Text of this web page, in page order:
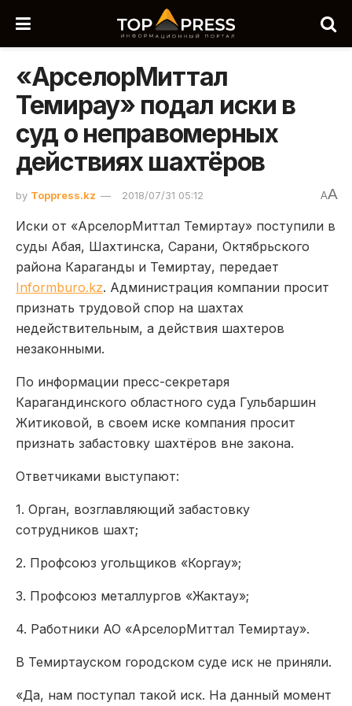
«АрселорМиттал
Темирау» подал иски в
суд о неправомерных
действиях шахтёров
by Toppress.kz 2018/07/31 05:12 AA
Иски от «АрселорМиттал Темиртау» поступили в
суды Абая, Шахтинска, Сарани, Октябрьского
района Караганды и Темиртау, передает
Informburo.kz. Администрация компании просит
признать трудовой спор на шахтах
недействительным, а действия шахтеров
незаконными.
По информации пресс-секретаря
Карагандинского областного суда Гульбаршин
Житиковой, в своем иске компания просит
признать забастовку шахтёров вне закона.
Ответчиками выступают:
1. Орган, возглавляющий забастовку
сотрудников шахт;
2. Профсоюз угольщиков «Коргау»;
3. Профсоюз металлургов «Жактау»;
4. Работники АО «АрселорМиттал Темиртау».
В Темиртауском городском суде иск не приняли.
«Да, нам поступал такой иск. На данный момент